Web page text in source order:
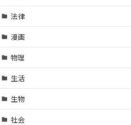
法律
漫画
物理
生活
生物
社会